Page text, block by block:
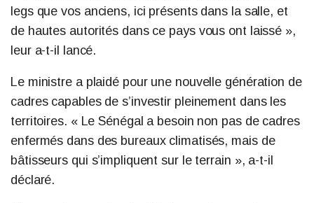
legs que vos anciens, ici présents dans la salle, et
de hautes autorités dans ce pays vous ont laissé »,
leur a-t-il lancé.
Le ministre a plaidé pour une nouvelle génération de
cadres capables de s’investir pleinement dans les
territoires. « Le Sénégal a besoin non pas de cadres
enfermés dans des bureaux climatisés, mais de
bâtisseurs qui s’impliquent sur le terrain », a-t-il
déclaré.